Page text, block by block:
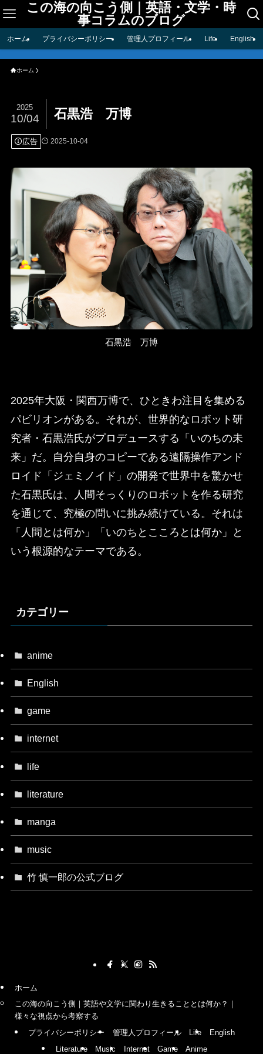
この海の向こう側｜英語・文学・時
事コラムのブログ
ホーム プライバシーポリシー 管理人プロフィール Life English
ホーム
石黒浩 万博
2025
10/04
広告 2025-10-04
石黒浩 万博
2025年大阪・関西万博で、ひときわ注目を集める
パビリオンがある。それが、世界的なロボット研
究者・石黒浩氏がプロデュースする「いのちの未
来」だ。自分自身のコピーである遠隔操作アンド
ロイド「ジェミノイド」の開発で世界中を驚かせ
た石黒氏は、人間そっくりのロボットを作る研究
を通じて、究極の問いに挑み続けている。それは
「人間とは何か」「いのちとこころとは何か」と
いう根源的なテーマである。
カテゴリー
anime
English
game
internet
life
literature
manga
music
竹 慎一郎の公式ブログ
ホーム
この海の向こう側｜英語や文学に関わり生きることとは何か？｜
様々な視点から考察する
プライバシーポリシー
管理人プロフィール Life
English
Literature
Music Internet Game Anime